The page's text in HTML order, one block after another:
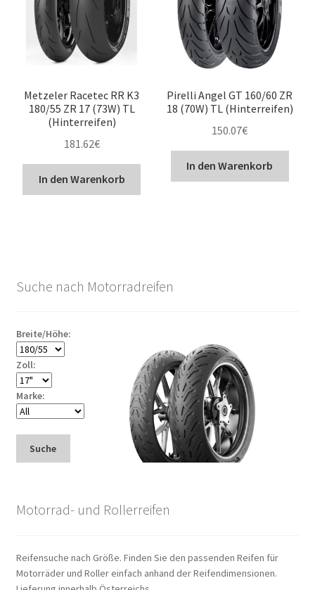
Metzeler Racetec RR K3
180/55 ZR 17 (73W) TL
(Hinterreifen)
181.62€
In den Warenkorb
Pirelli Angel GT 160/60 ZR
18 (70W) TL (Hinterreifen)
150.07€
In den Warenkorb
Suche nach Motorradreifen
Breite/Höhe:
Zoll:
Marke:
Suche
Motorrad- und Rollerreifen
Reifensuche nach Größe. Finden Sie den passenden Reifen für
Motorräder und Roller einfach anhand der Reifendimensionen.